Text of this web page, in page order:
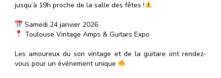
jusqu’à 19h proche de la salle des fêtes !
Samedi 24 janvier 2026
Toulouse Vintage Amps & Guitars Expo
Les amoureux du son vintage et de la guitare ont rendez-
vous pour un événement unique